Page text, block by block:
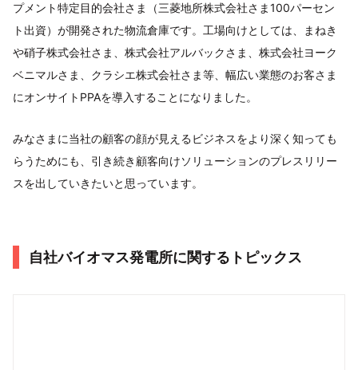
プメント特定目的会社さま（三菱地所株式会社さま100パーセン
ト出資）が開発された物流倉庫です。工場向けとしては、まねき
や硝子株式会社さま、株式会社アルバックさま、株式会社ヨーク
ベニマルさま、クラシエ株式会社さま等、幅広い業態のお客さま
にオンサイトPPAを導入することになりました。
みなさまに当社の顧客の顔が見えるビジネスをより深く知っても
らうためにも、引き続き顧客向けソリューションのプレスリリー
スを出していきたいと思っています。
自社バイオマス発電所に関するトピックス